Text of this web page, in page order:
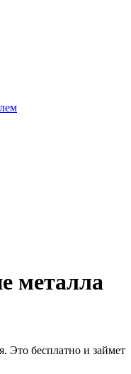
металла
Это бесплатно и займет